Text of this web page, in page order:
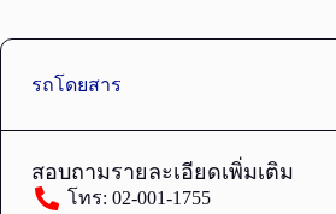
รถโดยสาร
สอบถามรายละเอียดเพิ่มเติม
โทร: 02-001-1755